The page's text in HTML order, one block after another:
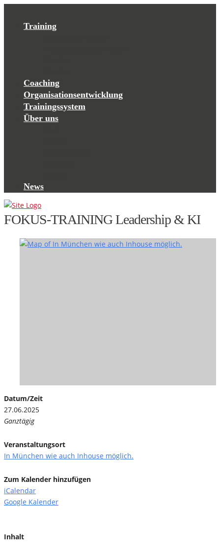
Training
Coaching
Organisationsentwicklung
Trainingssystem
Über uns
News
FOKUS-TRAINING Leadership & KI
Datum/Zeit
27.06.2025
Ganztägig
Veranstaltungsort
In München wie auch Inhouse möglich.
Zum Kalender hinzufügen
iCalendar
Google Kalender
Inhalt